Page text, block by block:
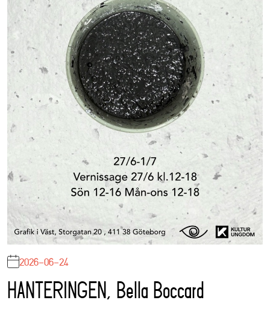
2026-06-24
HANTERINGEN, Bella Boccard